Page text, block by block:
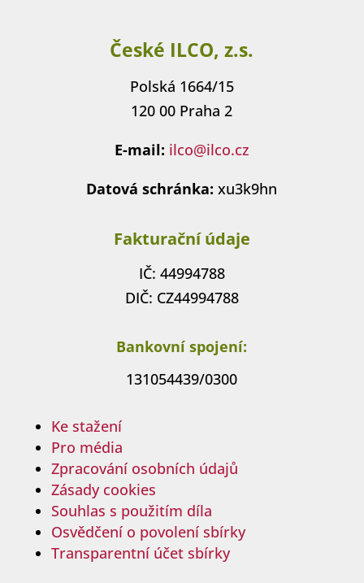
České ILCO, z.s.
Polská 1664/15
120 00 Praha 2
E-mail: ilco@ilco.cz
Datová schránka: xu3k9hn
Fakturační údaje
IČ: 44994788
DIČ: CZ44994788
Bankovní spojení:
131054439/0300
Ke stažení
Pro média
Zpracování osobních údajů
Zásady cookies
Souhlas s použitím díla
Osvědčení o povolení sbírky
Transparentní účet sbírky